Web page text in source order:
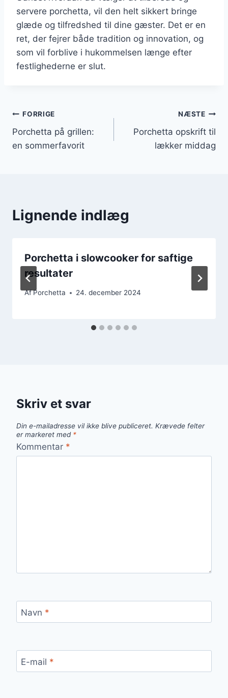
servere porchetta, vil den helt sikkert bringe
glæde og tilfredshed til dine gæster. Det er en
ret, der fejrer både tradition og innovation, og
som vil forblive i hukommelsen længe efter
festlighederne er slut.
Indlægsnavigation
FORRIGE
Porchetta på grillen:
en sommerfavorit
NÆSTE
Porchetta opskrift til
lækker middag
Lignende indlæg
Porchetta i slowcooker for saftige
resultater
AfPorchetta 24. december 2024
Skriv et svar
Din e-mailadresse vil ikke blive publiceret. Krævede felter
er markeret med *
Kommentar *
Navn *
E-mail *